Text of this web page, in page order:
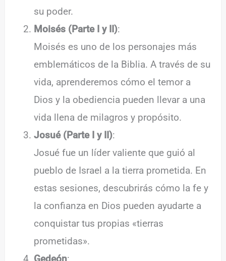
su poder.
Moisés (Parte I y II):
Moisés es uno de los personajes más
emblemáticos de la Biblia. A través de su
vida, aprenderemos cómo el temor a
Dios y la obediencia pueden llevar a una
vida llena de milagros y propósito.
Josué (Parte I y II):
Josué fue un líder valiente que guió al
pueblo de Israel a la tierra prometida. En
estas sesiones, descubrirás cómo la fe y
la confianza en Dios pueden ayudarte a
conquistar tus propias «tierras
prometidas».
Gedeón: